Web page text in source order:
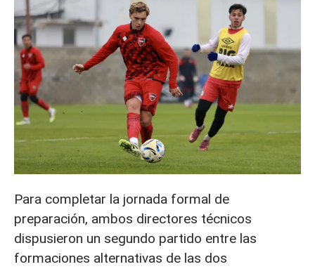
Para completar la jornada formal de
preparación, ambos directores técnicos
dispusieron un segundo partido entre las
formaciones alternativas de las dos